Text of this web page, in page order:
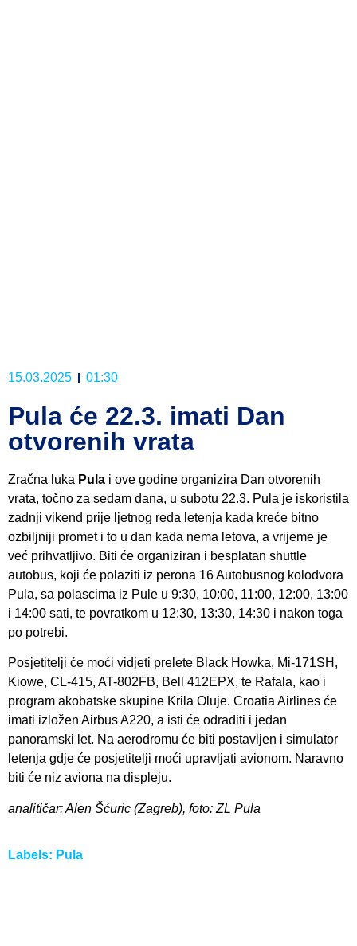
15.03.2025 01:30
Pula će 22.3. imati Dan
otvorenih vrata
Zračna luka Pula i ove godine organizira Dan otvorenih
vrata, točno za sedam dana, u subotu 22.3. Pula je iskoristila
zadnji vikend prije ljetnog reda letenja kada kreće bitno
ozbiljniji promet i to u dan kada nema letova, a vrijeme je
već prihvatljivo. Biti će organiziran i besplatan shuttle
autobus, koji će polaziti iz perona 16 Autobusnog kolodvora
Pula, sa polascima iz Pule u 9:30, 10:00, 11:00, 12:00, 13:00
i 14:00 sati, te povratkom u 12:30, 13:30, 14:30 i nakon toga
po potrebi.
Posjetitelji će moći vidjeti prelete Black Howka, Mi-171SH,
Kiowe, CL-415, AT-802FB, Bell 412EPX, te Rafala, kao i
program akobatske skupine Krila Oluje. Croatia Airlines će
imati izložen Airbus A220, a isti će odraditi i jedan
panoramski let. Na aerodromu će biti postavljen i simulator
letenja gdje će posjetitelji moći upravljati avionom. Naravno
biti će niz aviona na displeju.
analitičar: Alen Šćuric (Zagreb), foto: ZL Pula
Labels: Pula